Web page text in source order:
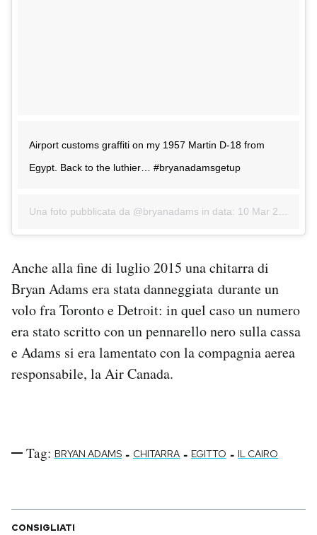
Airport customs graffiti on my 1957 Martin D-18 from
Egypt. Back to the luthier… #bryanadamsgetup
Una foto pubblicata da @bryanadams in data: 10 Mar 2016 alle ore 14:59 PST
Anche alla fine di luglio 2015 una chitarra di
Bryan Adams era stata danneggiata durante un
volo fra Toronto e Detroit: in quel caso un numero
era stato scritto con un pennarello nero sulla cassa
e Adams si era lamentato con la compagnia aerea
responsabile, la Air Canada.
Tag: BRYAN ADAMS - CHITARRA - EGITTO - IL CAIRO
CONSIGLIATI